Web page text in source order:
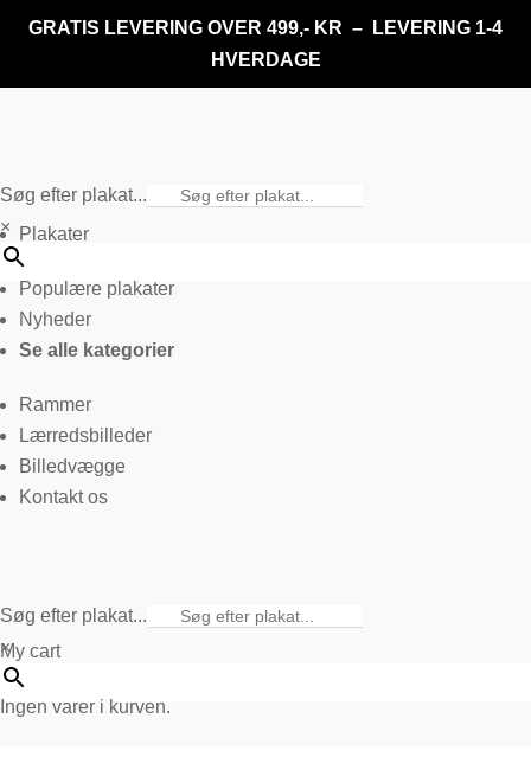
GRATIS LEVERING OVER 499,- KR – LEVERING 1-4
HVERDAGE
Søg efter plakat...
× Plakater
Populære plakater
Nyheder
Se alle kategorier
Rammer
Lærredsbilleder
Billedvægge
Kontakt os
Søg efter plakat...
×
My cart
Ingen varer i kurven.